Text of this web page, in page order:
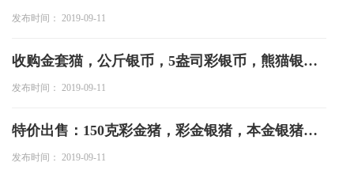
发布时间： 2019-09-11
收购金套猫，公斤银币，5盎司彩银币，熊猫银币，熊猫金币，
发布时间： 2019-09-11
特价出售：150克彩金猪，彩金银猪，本金银猪，梅花金银猪
发布时间： 2019-09-11